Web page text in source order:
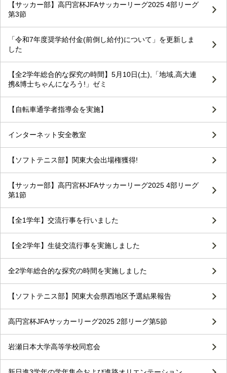
【サッカー部】高円宮杯JFAサッカーリーグ2025 4部リーグ
第3節
「令和7年度奨学給付金(前倒し給付)について」を更新しま
した
【全2学年総合的な探究の時間】5月10日(土),「地域,高大連
携&博士ちゃんになろう!」ゼミ
【自転車通学者指導会を実施】
インターネット安全教室
【ソフトテニス部】関東大会出場権獲得!
【サッカー部】高円宮杯JFAサッカーリーグ2025 4部リーグ
第1節
【全1学年】交流行事を行いました
【全2学年】生徒交流行事を実施しました
全2学年総合的な探究の時間を実施しました
【ソフトテニス部】関東大会県西地区予選結果報告
高円宮杯JFAサッカーリーグ2025 2部リーグ第5節
岩瀬日本大学高等学校同窓会